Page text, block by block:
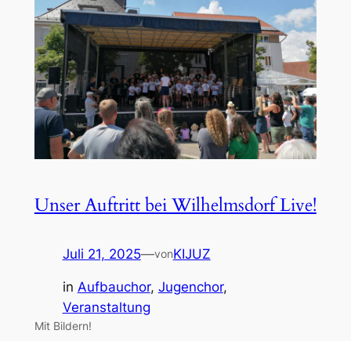
Unser Auftritt bei Wilhelmsdorf Live!
Juli 21, 2025—vonKIJUZ
in Aufbauchor, Jugenchor
Veranstaltung
Mit Bildern!